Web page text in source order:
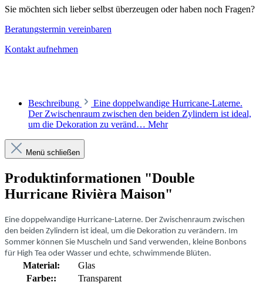
Sie möchten sich lieber selbst überzeugen oder haben noch Fragen?
Beratungstermin vereinbaren
Kontakt aufnehmen
Beschreibung
Eine doppelwandige Hurricane-Laterne.
Der Zwischenraum zwischen den beiden Zylindern ist ideal,
um die Dekoration zu veränd… Mehr
Menü schließen
Produktinformationen "Double
Hurricane Rivièra Maison"
Eine doppelwandige Hurricane-Laterne. Der Zwischenraum zwischen
den beiden Zylindern ist ideal, um die Dekoration zu verändern. Im
Sommer können Sie Muscheln und Sand verwenden, kleine Bonbons
für High Tea oder Wasser und echte, schwimmende Blüten.
Material:
Glas
Farbe::
Transparent